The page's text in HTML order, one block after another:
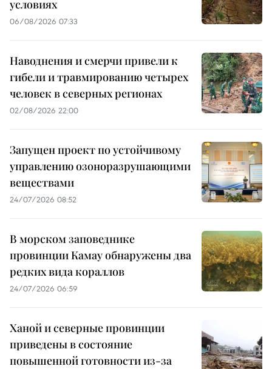
условиях
06/08/2026 07:33
Наводнения и смерчи привели к
гибели и травмированию четырех
человек в северных регионах
02/08/2026 22:00
Запущен проект по устойчивому
управлению озоноразрушающими
веществами
24/07/2026 08:52
В морском заповеднике
провинции Камау обнаружены два
редких вида кораллов
24/07/2026 06:59
Ханой и северные провинции
приведены в состояние
повышенной готовности из-за